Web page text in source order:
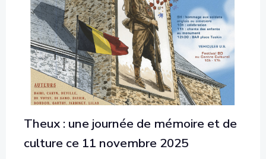
Theux : une journée de mémoire et de
culture ce 11 novembre 2025